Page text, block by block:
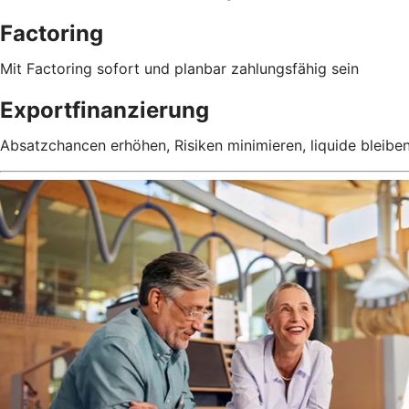
Factoring
Mit Factoring sofort und planbar zahlungsfähig sein
Exportfinanzierung
Absatzchancen erhöhen, Risiken minimieren, liquide